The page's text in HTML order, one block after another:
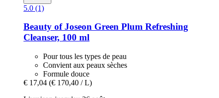
5.0 (1)
Beauty of Joseon Green Plum Refreshing
Cleanser, 100 ml
Pour tous les types de peau
Convient aux peaux sèches
Formule douce
€ 17,04 (€ 170,40 / L)